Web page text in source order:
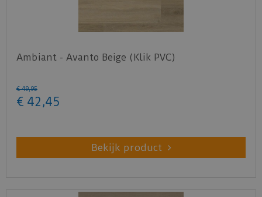
Ambiant - Avanto Beige (Klik PVC)
€ 49,95
€ 42 ,45
Bekijk product